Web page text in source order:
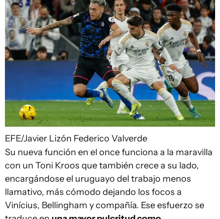
EFE/Javier Lizón Federico Valverde
Su nueva función en el once funciona a la maravilla
con un Toni Kroos que también crece a su lado,
encargándose el uruguayo del trabajo menos
llamativo, más cómodo dejando los focos a
Vinícius, Bellingham y compañía. Ese esfuerzo se